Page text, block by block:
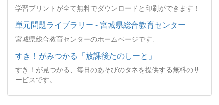
学習プリントが全て無料でダウンロードと印刷ができます！
単元問題ライブラリー - 宮城県総合教育センター
宮城県総合教育センターのホームページです。
すき！がみつかる「放課後たのしーと」
すき！が見つかる、毎日のあそびのタネを提供する無料のサ
ービスです。